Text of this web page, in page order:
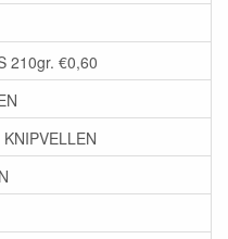
210gr. €0,60